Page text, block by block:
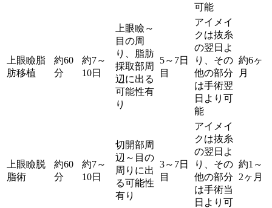
可能
上眼瞼脂
肪移植
約60
分
約7～
10日
上眼瞼～
目の周
り、脂肪
採取部周
辺に出る
可能性有
り
5～7日
目
アイメイ
クは抜糸
の翌日よ
り、その
他の部分
は手術翌
日より可
能
約6ヶ
月
上眼瞼脱
脂術
約60
分
約7～
10日
切開部周
辺～目の
周りに出
る可能性
有り
3～7日
目
アイメイ
クは抜糸
の翌日よ
り、その
他の部分
は手術当
日より可
約1～
2ヶ月